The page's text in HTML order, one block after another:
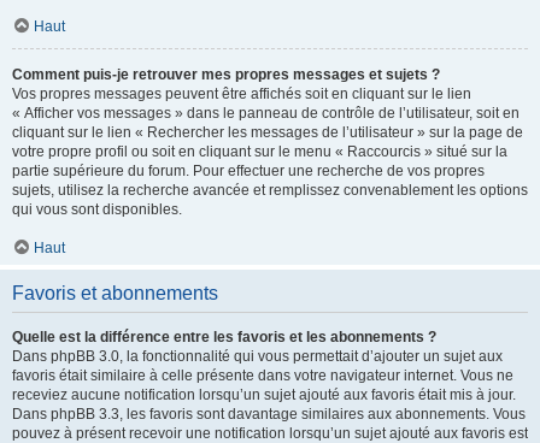
Haut
Comment puis-je retrouver mes propres messages et sujets ?
Vos propres messages peuvent être affichés soit en cliquant sur le lien
« Afficher vos messages » dans le panneau de contrôle de l’utilisateur, soit en
cliquant sur le lien « Rechercher les messages de l’utilisateur » sur la page de
votre propre profil ou soit en cliquant sur le menu « Raccourcis » situé sur la
partie supérieure du forum. Pour effectuer une recherche de vos propres
sujets, utilisez la recherche avancée et remplissez convenablement les options
qui vous sont disponibles.
Haut
Favoris et abonnements
Quelle est la différence entre les favoris et les abonnements ?
Dans phpBB 3.0, la fonctionnalité qui vous permettait d’ajouter un sujet aux
favoris était similaire à celle présente dans votre navigateur internet. Vous ne
receviez aucune notification lorsqu’un sujet ajouté aux favoris était mis à jour.
Dans phpBB 3.3, les favoris sont davantage similaires aux abonnements. Vous
pouvez à présent recevoir une notification lorsqu’un sujet ajouté aux favoris est